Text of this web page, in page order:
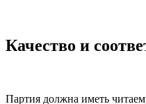
Качество и
Партия должна иметь